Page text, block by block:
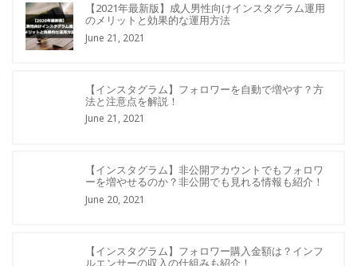
【2021年最新版】成人男性向けインスタグラム運用
のメリットと効果的な運用方法
June 21, 2021
【インスタグラム】フォロワーを自動で増やす？方
法と注意点を解説！
June 21, 2021
【インスタグラム】非公開アカウントでもフォロワ
ーを増やせるのか？非公開でも見れる情報も紹介！
June 20, 2021
【インスタグラム】フォロワー購入金額は？インフ
ルエンサーの収入の仕組みも紹介！